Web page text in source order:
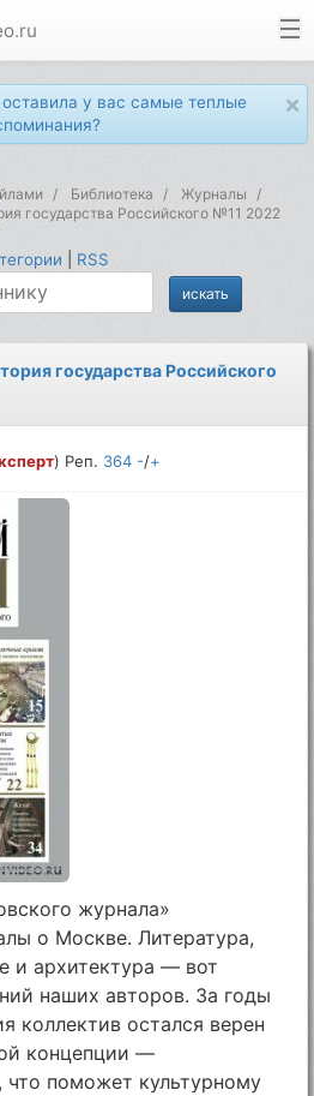
×
у вас самые теплые
Библиотека
Журналы
государства Российского №11 2022
RSS
государства Российского
) Реп. 364 -/+
журнала»
о Москве. Литература,
и архитектура — вот
наших авторов. За годы
коллектив остался верен
концепции —
что поможет культурному